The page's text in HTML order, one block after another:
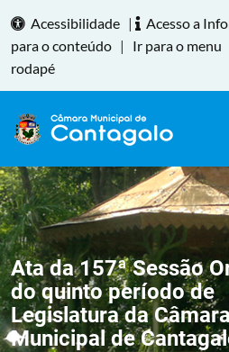
Acessibilidade | Acesso a
para o conteúdo | Ir para o menu
rodapé
Ata da 157ª Sessão
do quinto período de
Legislatura da Câmara
Municipal de